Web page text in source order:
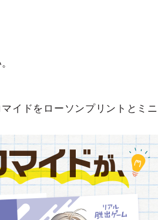
イドをローソンプリントとミニ